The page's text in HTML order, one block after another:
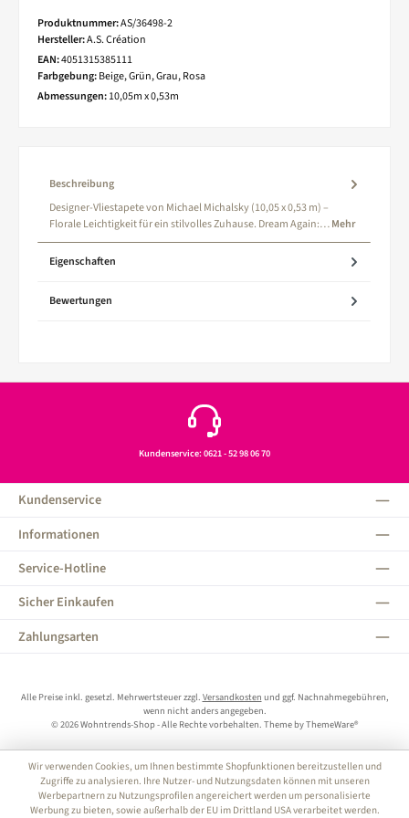
Produktnummer:AS/36498-2
Hersteller:A.S. Création
EAN:4051315385111
Farbgebung:Beige, Grün, Grau, Rosa
Abmessungen:10,05m x 0,53m
Beschreibung
Designer-Vliestapete von Michael Michalsky (10,05 x 0,53 m) –
Florale Leichtigkeit für ein stilvolles Zuhause. Dream Again:…Mehr
Eigenschaften
Bewertungen
Kundenservice: 0621 - 52 98 06 70
Kundenservice
Informationen
Service-Hotline
Sicher Einkaufen
Zahlungsarten
Alle Preise inkl. gesetzl. Mehrwertsteuer zzgl. Versandkosten und ggf. Nachnahmegebühren,
wenn nicht anders angegeben.
© 2026 Wohntrends-Shop - Alle Rechte vorbehalten. Theme byThemeWare®
Wir verwenden Cookies, um Ihnen bestimmte Shopfunktionen bereitzustellen und
Zugriffe zu analysieren. Ihre Nutzer- und Nutzungsdaten können mit unseren
Werbepartnern zu Nutzungsprofilen angereichert werden um personalisierte
Werbung zu bieten, sowie außerhalb der EU im Drittland USA verarbeitet werden.